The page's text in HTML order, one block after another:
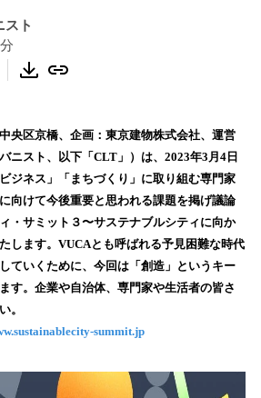
スト
央区京橋、企画：東京建物株式会社、運営
ニスト、以下「CLT」）は、2023年3月4日
ジネス」「まちづくり」に取り組む専門家
向けて今後重要と思われる課題を掲げ議論
・サミット３〜サステナブルシティに向か
します。VUCAとも呼ばれる予見困難な時代
ていくために、今回は「創造」というキー
す。企業や自治体、専門家や生活者の皆さ
。
summit.jp